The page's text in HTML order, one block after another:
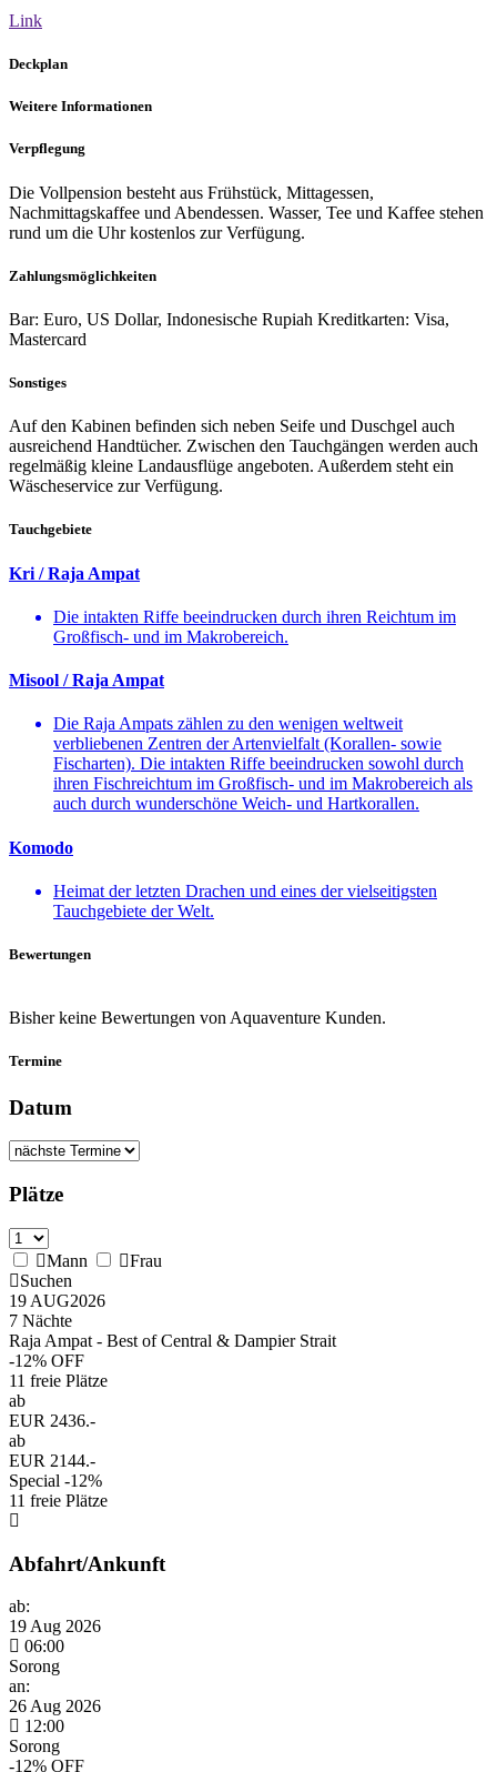
Link
Deckplan
Weitere Informationen
Verpflegung
Die Vollpension besteht aus Frühstück, Mittagessen,
Nachmittagskaffee und Abendessen. Wasser, Tee und Kaffee stehen
rund um die Uhr kostenlos zur Verfügung.
Zahlungsmöglichkeiten
Bar: Euro, US Dollar, Indonesische Rupiah Kreditkarten: Visa,
Mastercard
Sonstiges
Auf den Kabinen befinden sich neben Seife und Duschgel auch
ausreichend Handtücher. Zwischen den Tauchgängen werden auch
regelmäßig kleine Landausflüge angeboten. Außerdem steht ein
Wäscheservice zur Verfügung.
Tauchgebiete
Kri / Raja Ampat
Die intakten Riffe beeindrucken durch ihren Reichtum im
Großfisch- und im Makrobereich.
Misool / Raja Ampat
Die Raja Ampats zählen zu den wenigen weltweit
verbliebenen Zentren der Artenvielfalt (Korallen- sowie
Fischarten). Die intakten Riffe beeindrucken sowohl durch
ihren Fischreichtum im Großfisch- und im Makrobereich als
auch durch wunderschöne Weich- und Hartkorallen.
Komodo
Heimat der letzten Drachen und eines der vielseitigsten
Tauchgebiete der Welt.
Bewertungen
Bisher keine Bewertungen von Aquaventure Kunden.
Termine
Datum
Plätze
Mann
Frau
Suchen
19 AUG2026
7 Nächte
Raja Ampat - Best of Central & Dampier Strait
-12% OFF
11 freie Plätze
ab
EUR 2436.-
ab
EUR 2144.-
Special -12%
11 freie Plätze
Abfahrt/Ankunft
ab:
19 Aug 2026
06:00
Sorong
an:
26 Aug 2026
12:00
Sorong
-12% OFF